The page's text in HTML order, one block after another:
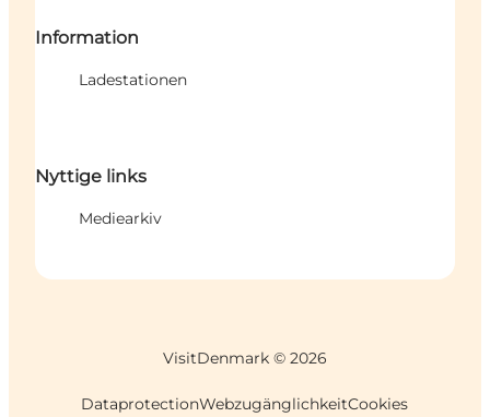
Information
Ladestationen
Nyttige links
Mediearkiv
VisitDenmark © 2026
DataprotectionWebzugänglichkeitCookies